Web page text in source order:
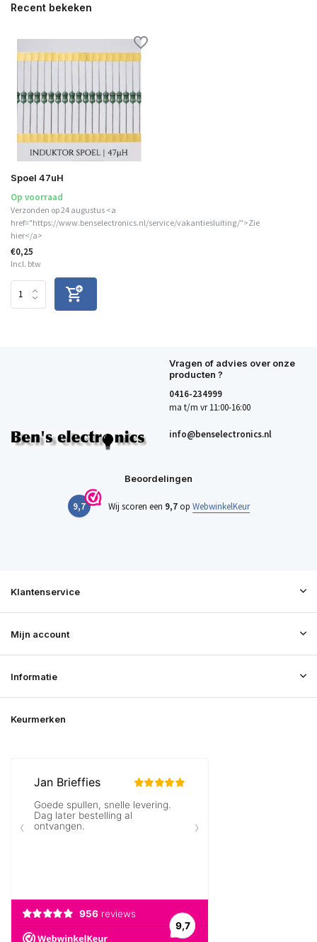
Recent bekeken
Spoel 47uH
Op voorraad
Verzonden op 24 augustus <a
href="https://www.benselectronics.nl/service/vakantiesluiting/">Zie
hier</a>
€0,25
Incl. btw
Vragen of advies over onze
producten ?
0416-234999
ma t/m vr 11:00-16:00
info@benselectronics.nl
Beoordelingen
9,7 Wij scoren een 9,7op WebwinkelKeur
Klantenservice
Mijn account
Informatie
Keurmerken